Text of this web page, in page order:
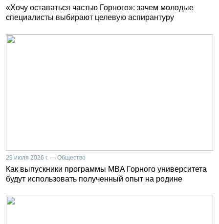
«Хочу оставаться частью Горного»: зачем молодые
специалисты выбирают целевую аспирантуру
29 июля 2026 г. — Общество
Как выпускники программы MBA Горного университета
будут использовать полученный опыт на родине